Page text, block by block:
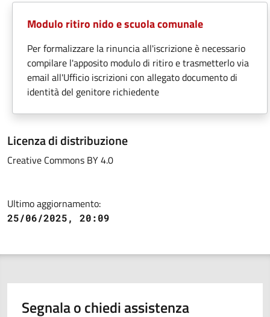
Modulo ritiro nido e scuola comunale
Per formalizzare la rinuncia all'iscrizione è necessario
compilare l'apposito modulo di ritiro e trasmetterlo via
email all'Ufficio iscrizioni con allegato documento di
identità del genitore richiedente
Licenza di distribuzione
Creative Commons BY 4.0
Ultimo aggiornamento:
25/06/2025, 20:09
Segnala o chiedi assistenza